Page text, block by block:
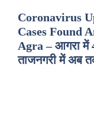
Coronavirus
Cases Found
Agra – आगरा में
ताजनगरी में अब